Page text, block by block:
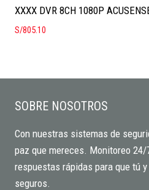
XXXX DVR 8CH 1080P
S/805.10
SOBRE NOSOTROS
Con nuestras sistemas de
paz que mereces. Monitoreo
respuestas rápidas para que tú
seguros.